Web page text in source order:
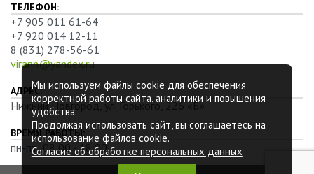
ТЕЛЕФОН:
+7 905 011 61-64
+7 920 014 12-11
8 (831) 278-56-61
virann@yandex.ru
АДРЕС:
Нижний Новгород, ул. Горького, 226 «Б»
ВРЕМЯ РАБОТЫ:
пн-пт: 08:00 - 18:00
© 2026 ПК «Вира»
Мы используем файлы cookie для обеспечения
корректной работы сайта, аналитики и повышения
удобства.
Продолжая использовать сайт, вы соглашаетесь на
использование файлов cookie.
Согласие об обработке персональных данных